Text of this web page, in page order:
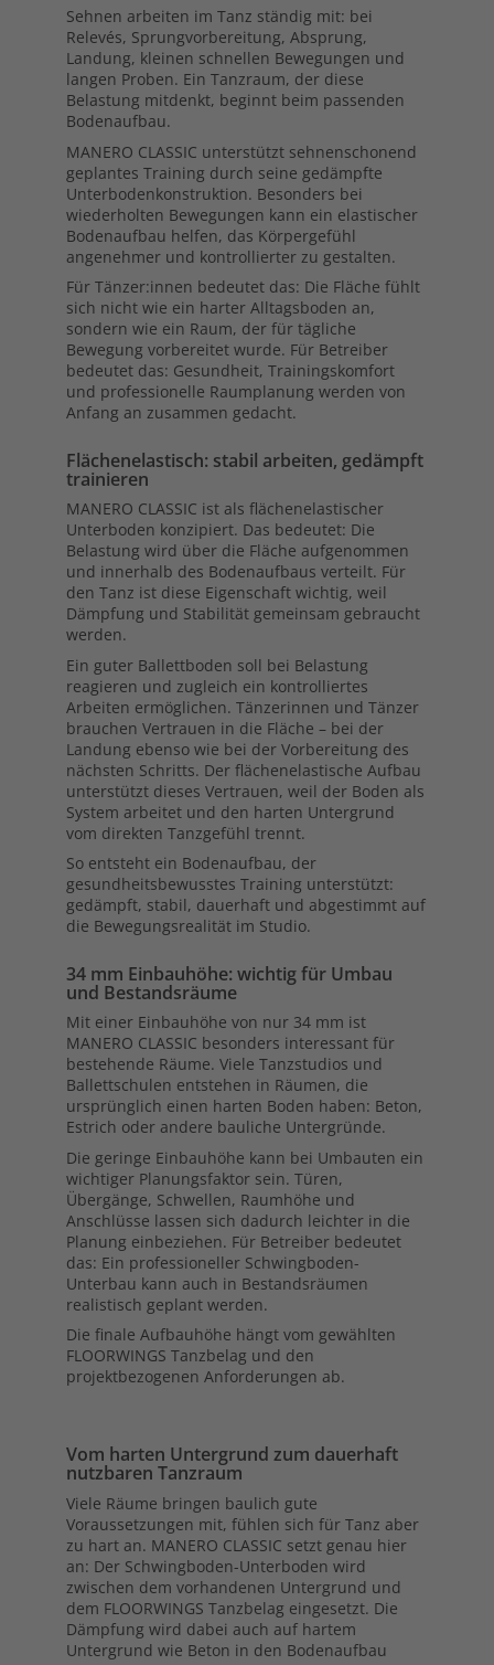
Sehnen arbeiten im Tanz ständig mit: bei
Relevés, Sprungvorbereitung, Absprung,
Landung, kleinen schnellen Bewegungen und
langen Proben. Ein Tanzraum, der diese
Belastung mitdenkt, beginnt beim passenden
Bodenaufbau.
MANERO CLASSIC unterstützt sehnenschonend
geplantes Training durch seine gedämpfte
Unterbodenkonstruktion. Besonders bei
wiederholten Bewegungen kann ein elastischer
Bodenaufbau helfen, das Körpergefühl
angenehmer und kontrollierter zu gestalten.
Für Tänzer:innen bedeutet das: Die Fläche fühlt
sich nicht wie ein harter Alltagsboden an,
sondern wie ein Raum, der für tägliche
Bewegung vorbereitet wurde. Für Betreiber
bedeutet das: Gesundheit, Trainingskomfort
und professionelle Raumplanung werden von
Anfang an zusammen gedacht.
Flächenelastisch: stabil arbeiten, gedämpft
trainieren
MANERO CLASSIC ist als flächenelastischer
Unterboden konzipiert. Das bedeutet: Die
Belastung wird über die Fläche aufgenommen
und innerhalb des Bodenaufbaus verteilt. Für
den Tanz ist diese Eigenschaft wichtig, weil
Dämpfung und Stabilität gemeinsam gebraucht
werden.
Ein guter Ballettboden soll bei Belastung
reagieren und zugleich ein kontrolliertes
Arbeiten ermöglichen. Tänzerinnen und Tänzer
brauchen Vertrauen in die Fläche – bei der
Landung ebenso wie bei der Vorbereitung des
nächsten Schritts. Der flächenelastische Aufbau
unterstützt dieses Vertrauen, weil der Boden als
System arbeitet und den harten Untergrund
vom direkten Tanzgefühl trennt.
So entsteht ein Bodenaufbau, der
gesundheitsbewusstes Training unterstützt:
gedämpft, stabil, dauerhaft und abgestimmt auf
die Bewegungsrealität im Studio.
34 mm Einbauhöhe: wichtig für Umbau
und Bestandsräume
Mit einer Einbauhöhe von nur 34 mm ist
MANERO CLASSIC besonders interessant für
bestehende Räume. Viele Tanzstudios und
Ballettschulen entstehen in Räumen, die
ursprünglich einen harten Boden haben: Beton,
Estrich oder andere bauliche Untergründe.
Die geringe Einbauhöhe kann bei Umbauten ein
wichtiger Planungsfaktor sein. Türen,
Übergänge, Schwellen, Raumhöhe und
Anschlüsse lassen sich dadurch leichter in die
Planung einbeziehen. Für Betreiber bedeutet
das: Ein professioneller Schwingboden-
Unterbau kann auch in Bestandsräumen
realistisch geplant werden.
Die finale Aufbauhöhe hängt vom gewählten
FLOORWINGS Tanzbelag und den
projektbezogenen Anforderungen ab.
Vom harten Untergrund zum dauerhaft
nutzbaren Tanzraum
Viele Räume bringen baulich gute
Voraussetzungen mit, fühlen sich für Tanz aber
zu hart an. MANERO CLASSIC setzt genau hier
an: Der Schwingboden-Unterboden wird
zwischen dem vorhandenen Untergrund und
dem FLOORWINGS Tanzbelag eingesetzt. Die
Dämpfung wird dabei auch auf hartem
Untergrund wie Beton in den Bodenaufbau